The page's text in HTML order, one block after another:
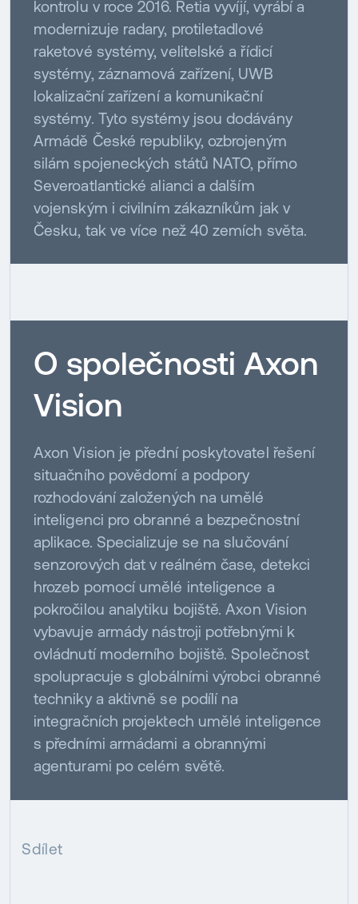
kontrolu v roce 2016. Retia vyvíjí, vyrábí a
modernizuje radary, protiletadlové
raketové systémy, velitelské a řídicí
systémy, záznamová zařízení, UWB
lokalizační zařízení a komunikační
systémy. Tyto systémy jsou dodávány
Armádě České republiky, ozbrojeným
silám spojeneckých států NATO, přímo
Severoatlantické alianci a dalším
vojenským i civilním zákazníkům jak v
Česku, tak ve více než 40 zemích světa.
O společnosti Axon
Vision
Axon Vision je přední poskytovatel řešení
situačního povědomí a podpory
rozhodování založených na umělé
inteligenci pro obranné a bezpečnostní
aplikace. Specializuje se na slučování
senzorových dat v reálném čase, detekci
hrozeb pomocí umělé inteligence a
pokročilou analytiku bojiště. Axon Vision
vybavuje armády nástroji potřebnými k
ovládnutí moderního bojiště. Společnost
spolupracuje s globálními výrobci obranné
techniky a aktivně se podílí na
integračních projektech umělé inteligence
s předními armádami a obrannými
agenturami po celém světě.
Sdílet